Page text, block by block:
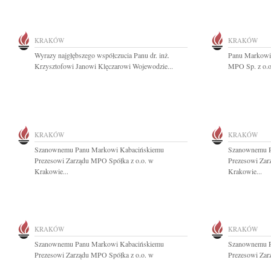
KRAKÓW
Wyrazy najgłębszego współczucia Panu dr. inż.
Krzysztofowi Janowi Klęczarowi Wojewodzie...
KRAKÓW
Panu
MPO Sp. z
KRAKÓW
Szanownemu Panu Markowi Kabacińskiemu
Prezesowi Zarządu MPO Spółka z o.o. w
Krakowie...
KRAKÓW
Szanownemu
Prezesowi
Krakowie...
KRAKÓW
Szanownemu Panu Markowi Kabacińskiemu
Prezesowi Zarządu MPO Spółka z o.o. w
KRAKÓW
Szanownemu
Prezesowi